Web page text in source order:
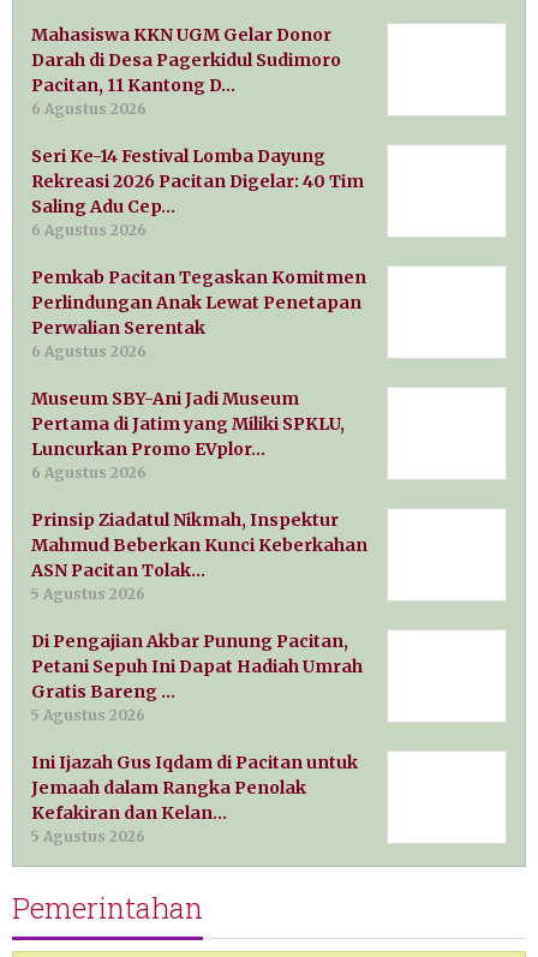
Mahasiswa KKN UGM Gelar Donor
Darah di Desa Pagerkidul Sudimoro
Pacitan, 11 Kantong D…
6 Agustus 2026
Seri Ke-14 Festival Lomba Dayung
Rekreasi 2026 Pacitan Digelar: 40 Tim
Saling Adu Cep…
6 Agustus 2026
Pemkab Pacitan Tegaskan Komitmen
Perlindungan Anak Lewat Penetapan
Perwalian Serentak
6 Agustus 2026
Museum SBY-Ani Jadi Museum
Pertama di Jatim yang Miliki SPKLU,
Luncurkan Promo EVplor…
6 Agustus 2026
Prinsip Ziadatul Nikmah, Inspektur
Mahmud Beberkan Kunci Keberkahan
ASN Pacitan Tolak…
5 Agustus 2026
Di Pengajian Akbar Punung Pacitan,
Petani Sepuh Ini Dapat Hadiah Umrah
Gratis Bareng …
5 Agustus 2026
Ini Ijazah Gus Iqdam di Pacitan untuk
Jemaah dalam Rangka Penolak
Kefakiran dan Kelan…
5 Agustus 2026
Pemerintahan